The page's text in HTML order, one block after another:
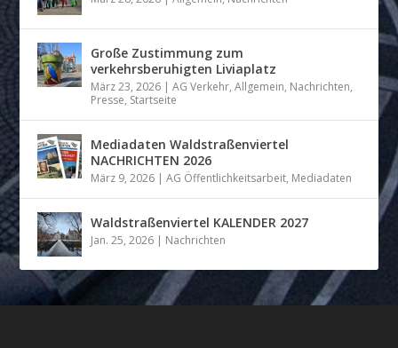
Große Zustimmung zum
verkehrsberuhigten Liviaplatz
März 23, 2026 |AG Verkehr,Allgemein, Nachrichten,
Presse, Startseite
Mediadaten Waldstraßenviertel
NACHRICHTEN 2026
März 9, 2026 |AG Öffentlichkeitsarbeit, Mediadaten
Waldstraßenviertel KALENDER 2027
Jan. 25, 2026 | Nachrichten